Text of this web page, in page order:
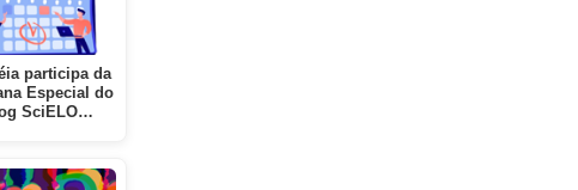
participa da
Especial do
SciELO…